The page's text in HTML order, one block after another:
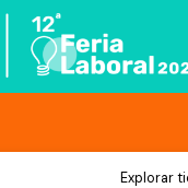
Explorar